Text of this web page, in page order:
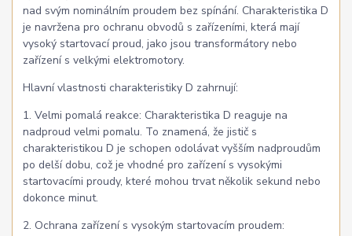
nad svým nominálním proudem bez spínání. Charakteristika D
je navržena pro ochranu obvodů s zařízeními, která mají
vysoký startovací proud, jako jsou transformátory nebo
zařízení s velkými elektromotory.
Hlavní vlastnosti charakteristiky D zahrnují:
1. Velmi pomalá reakce: Charakteristika D reaguje na
nadproud velmi pomalu. To znamená, že jistič s
charakteristikou D je schopen odolávat vyšším nadproudům
po delší dobu, což je vhodné pro zařízení s vysokými
startovacími proudy, které mohou trvat několik sekund nebo
dokonce minut.
2. Ochrana zařízení s vysokým startovacím proudem: